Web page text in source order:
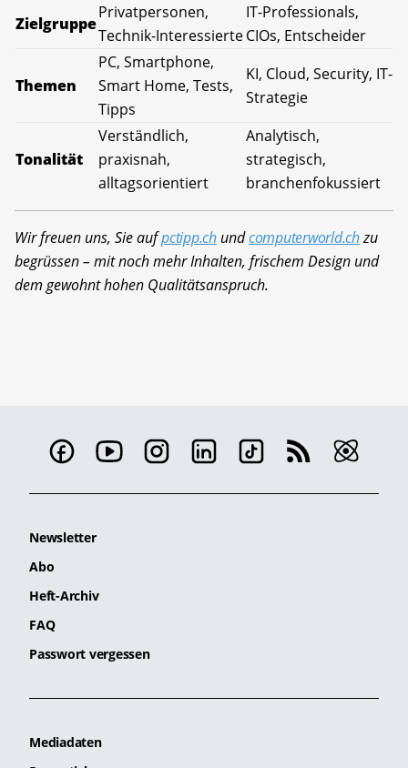
Zielgruppe
Privatpersonen,
Technik-Interessierte
IT-Professionals,
CIOs, Entscheider
Themen
PC, Smartphone,
Smart Home, Tests,
Tipps
KI, Cloud, Security, IT-
Strategie
Tonalität
Verständlich,
praxisnah,
alltagsorientiert
Analytisch,
strategisch,
branchenfokussiert
Wir freuen uns, Sie aufpctipp.chundcomputerworld.chzu
begrüssen – mit noch mehr Inhalten, frischem Design und
dem gewohnt hohen Qualitätsanspruch.
Newsletter
Abo
Heft-Archiv
FAQ
Passwort vergessen
Mediadaten